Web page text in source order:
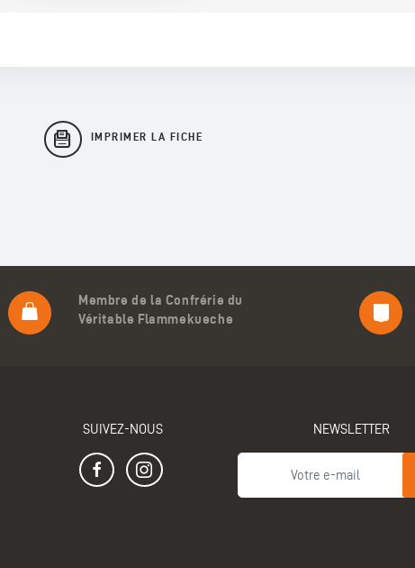
IMPRIMER LA FICHE
Membre de la Confrérie du
Véritable Flammekueche
SUIVEZ-NOUS NEWSLETTER